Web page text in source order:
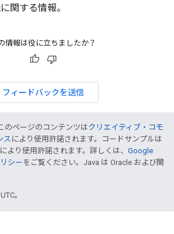
関する情報。
情報は役に立ちましたか？
フィードバックを送信
のページのコンテンツはクリエイティブ・コモ
ス により使用許諾されます。コードサンプルは
により使用許諾されます。詳しくは、 Google
シー をご覧ください。Java は Oracle および関
。